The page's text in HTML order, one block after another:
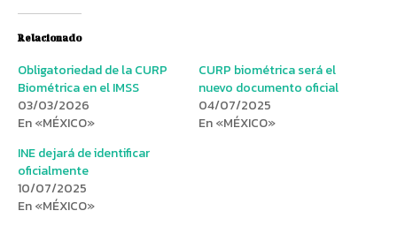
Relacionado
Obligatoriedad de la CURP
Biométrica en el IMSS
03/03/2026
En «MÉXICO»
CURP biométrica será el
nuevo documento oficial
04/07/2025
En «MÉXICO»
INE dejará de identificar
oficialmente
10/07/2025
En «MÉXICO»